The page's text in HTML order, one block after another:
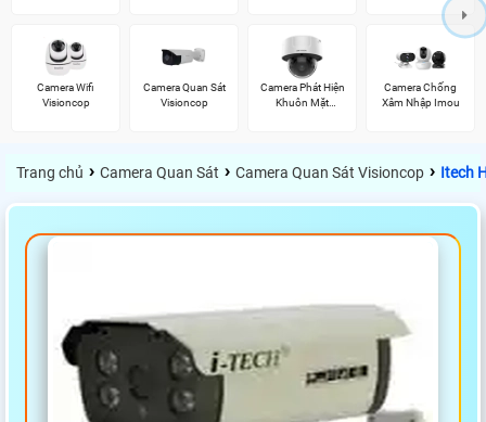
Camera Wifi
Visioncop
Camera Quan Sát
Visioncop
Camera Phát Hiện
Khuôn Mặt
Camera Chống
Xâm Nhập Imou
Trang chủ › Camera Quan Sát › Camera Quan Sát Visioncop › Itech